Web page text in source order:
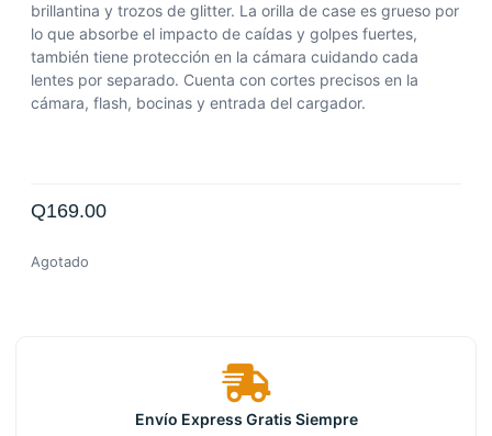
brillantina y trozos de glitter. La orilla de case es grueso por
lo que absorbe el impacto de caídas y golpes fuertes,
también tiene protección en la cámara cuidando cada
lentes por separado. Cuenta con cortes precisos en la
cámara, flash, bocinas y entrada del cargador.
Q169.00
Agotado
Envío Express Gratis Siempre